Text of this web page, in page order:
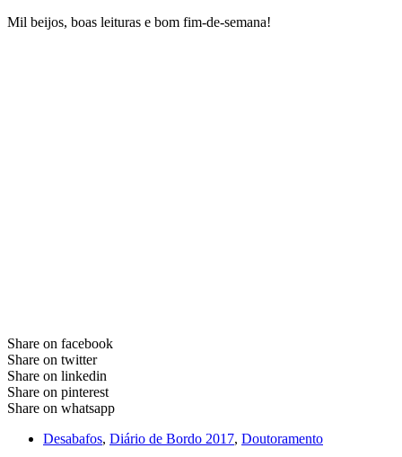
Mil beijos, boas leituras e bom fim-de-semana!
Share on facebook
Share on twitter
Share on linkedin
Share on pinterest
Share on whatsapp
Desabafos, Diário de Bordo 2017, Doutoramento